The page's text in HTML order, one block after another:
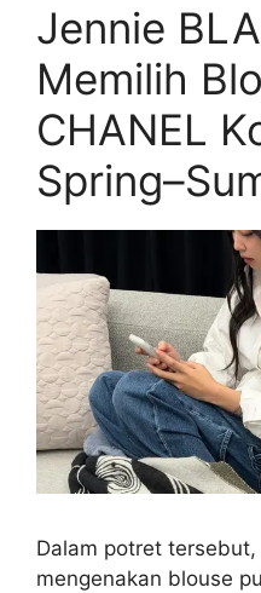
Jennie
Memilih
CHANEL
Dalam potret tersebut,
mengenakan blouse